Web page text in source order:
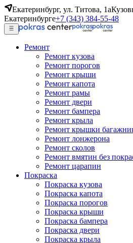
Екатеринбург, ул. Титова, 1а
Екатеринбурге+7 (343) 384-55-48
Ремонт
Ремонт кузова
Ремонт порогов
Ремонт крыши
Ремонт капота
Ремонт рамы
Ремонт двери
Ремонт бампера
Ремонт крыла
Ремонт крышки
Ремонт лонжерона
Ремонт сколов
Ремонт вмятин без
Ремонт царапин
Покраска
Покраска кузова
Покраска капота
Покраска порогов
Покраска крыши
Покраска бампера
Покраска двери
Покраска крыла